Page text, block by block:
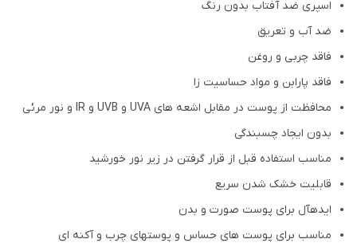
اسپری ضد آفتاب بدون رنگ
ضد آب و تعریق
فاقد چربی و روغن
فاقد پارابن و مواد حساسیت زا
محافظت از پوست در مقابل اشعه های UVA و UVB و IR و نور مرئی
بدون ایجاد چسبندگی
مناسب استفاده قبل از قرار گرفتن در زیر نور خورشید
قابلیت خشک شدن سریع
ایدهآل برای پوست صورت و بدن
مناسب برای پوست های حساس و پوستهای چرب و آکنه ای